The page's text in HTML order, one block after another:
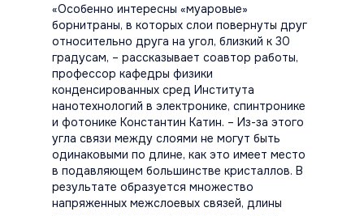
«Особенно интересны «муаровые»
борнитраны, в которых слои повернуты друг
относительно друга на угол, близкий к 30
градусам, – рассказывает соавтор работы,
профессор кафедры физики
конденсированных сред Института
нанотехнологий в электронике, спинтронике
и фотонике Константин Катин. – Из-за этого
угла связи между слоями не могут быть
одинаковыми по длине, как это имеет место
в подавляющем большинстве кристаллов. В
результате образуется множество
напряженных межслоевых связей, длины